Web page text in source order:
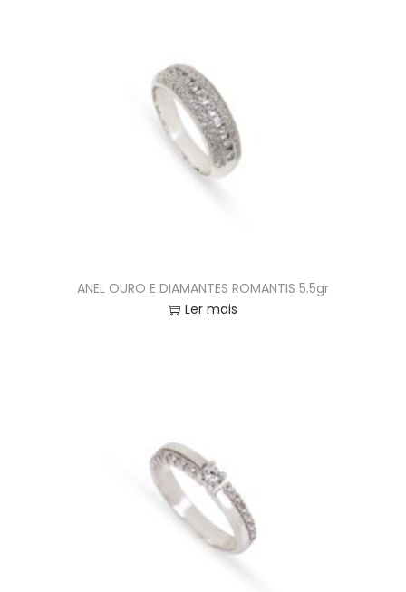
ANEL OURO E DIAMANTES ROMANTIS 5.5gr
Ler mais